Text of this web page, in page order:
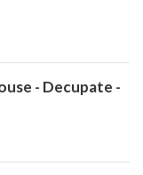
- Decupate -